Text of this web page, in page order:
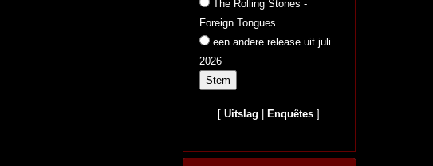
The Rolling Stones -
Foreign Tongues
een andere release uit juli
2026
[Uitslag Enquêtes ]